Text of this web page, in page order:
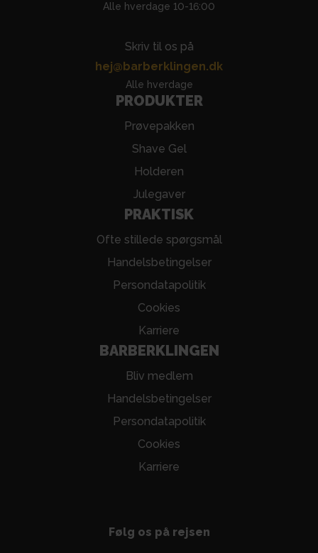
Alle hverdage 10-16:00
Skriv til os på
hej@barberklingen.dk
Alle hverdage
PRODUKTER
Prøvepakken
Shave Gel
Holderen
Julegaver
PRAKTISK
Ofte stillede spørgsmål
Handelsbetingelser
Persondatapolitik
Cookies
Karriere
BARBERKLINGEN
Bliv medlem
Handelsbetingelser
Persondatapolitik
Cookies
Karriere
Følg os på rejsen